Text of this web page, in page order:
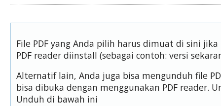
File PDF yang Anda pilih harus dimuat di sini
PDF reader diinstall (sebagai contoh: versi
Alternatif lain, Anda juga bisa mengunduh file
bisa dibuka dengan menggunakan PDF reader.
Unduh di bawah ini